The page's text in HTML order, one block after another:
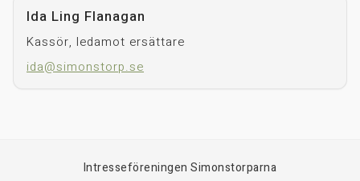
Ida Ling Flanagan
Kassör, ledamot ersättare
ida@simonstorp.se
Intresseföreningen Simonstorparna